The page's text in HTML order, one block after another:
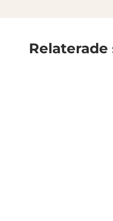
Relaterade